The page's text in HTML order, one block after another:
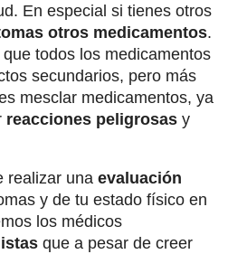
En especial si tienes otros
otros medicamentos.
todos los medicamentos
secundarios, pero más
mesclar medicamentos, ya
reacciones peligrosas y
realizar una evaluación
y de tu estado físico en
los médicos
que a pesar de creer